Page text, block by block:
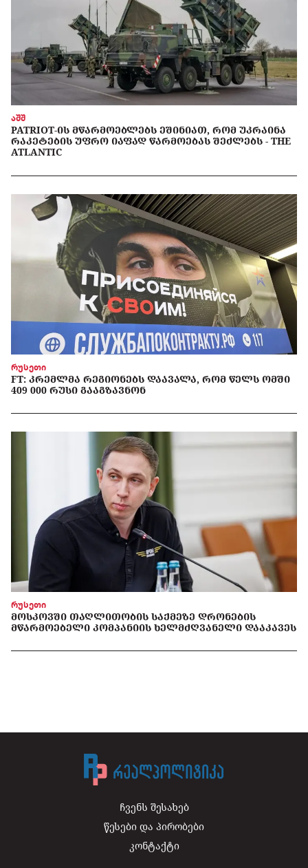
აშშ
PATRIOT-ᲘᲡ ᲛᲬᲐᲠᲛᲝᲔᲑᲚᲔᲑᲡ ᲔᲨᲘᲜᲘᲐᲗ, ᲠᲝᲛ ᲣᲙᲠᲐᲘᲜᲐ
ᲠᲐᲙᲔᲢᲔᲑᲘᲡ ᲣᲤᲠᲝ ᲘᲐᲤᲐᲓ ᲬᲐᲠᲛᲝᲔᲑᲐᲡ ᲨᲔᲫᲚᲔᲑᲡ - THE
ATLANTIC
რუსეთი
FT: ᲙᲠᲔᲛᲚᲛᲐ ᲠᲔᲒᲘᲝᲜᲔᲑᲡ ᲓᲐᲐᲕᲐᲚᲐ, ᲠᲝᲛ ᲬᲔᲚᲡ ᲝᲛᲨᲘ
409 000 ᲠᲣᲡᲘ ᲒᲐᲐᲒᲖᲐᲕᲜᲝᲜ
რუსეთი
ᲛᲝᲡᲙᲝᲕᲨᲘ ᲗᲐᲦᲚᲘᲗᲝᲑᲘᲡ ᲡᲐᲥᲛᲔᲖᲔ ᲓᲠᲝᲜᲔᲑᲘᲡ
ᲛᲬᲐᲠᲛᲝᲔᲑᲔᲚᲘ ᲙᲝᲛᲞᲐᲜᲘᲘᲡ ᲮᲔᲚᲛᲫᲦᲕᲐᲜᲔᲚᲘ ᲓᲐᲐᲙᲐᲕᲔᲡ
ჩვენს შესახებ
წესები და პირობები
კონტაქტი